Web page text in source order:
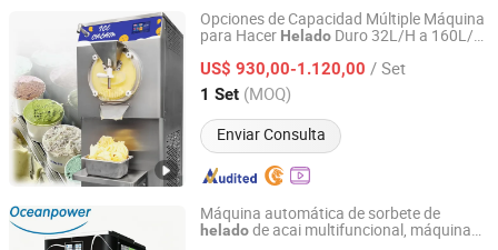
Opciones de Capacidad Múltiple Máquina
para Hacer Helado Duro 32L/H a 160L/H
Gelato
US$ 930,00-1.120,00 / Set
1 Set (MOQ)
Enviar Consulta
Jiaozuo Fineway Trading Co., Ltd
Henan, China Desde 2023
Máquina automática de sorbete de
heladode acai multifuncional, máquina
Oceanpower Food Equipment Tech Co., Ltd